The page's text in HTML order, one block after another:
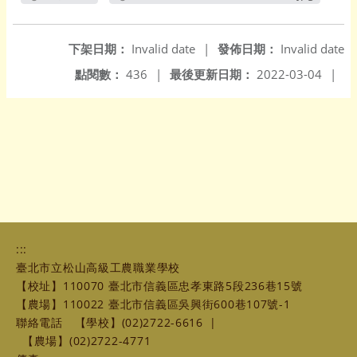
發佈日期： Invalid date
下架日期： Invalid date
|
最後更新日期： 2022-03-04 |
點閱數： 436 |
:::
臺北市立松山高級工農職業學校
【校址】110070 臺北市信義區忠孝東路5段236巷15號
【農場】110022 臺北市信義區吳興街600巷107號-1
聯絡電話
【學校】(02)2722-6616
|
【農場】(02)2722-4771